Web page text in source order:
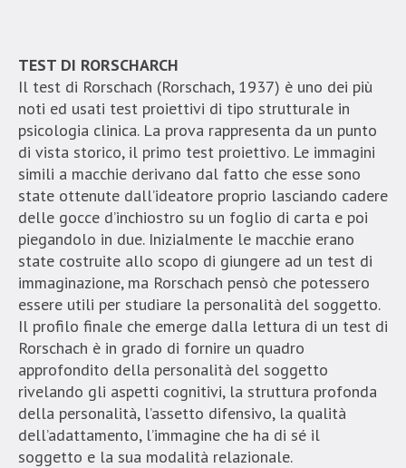
TEST DI RORSCHARCH
Il test di Rorschach (Rorschach, 1937) è uno dei più
noti ed usati test proiettivi di tipo strutturale in
psicologia clinica. La prova rappresenta da un punto
di vista storico, il primo test proiettivo. Le immagini
simili a macchie derivano dal fatto che esse sono
state ottenute dall’ideatore proprio lasciando cadere
delle gocce d’inchiostro su un foglio di carta e poi
piegandolo in due. Inizialmente le macchie erano
state costruite allo scopo di giungere ad un test di
immaginazione, ma Rorschach pensò che potessero
essere utili per studiare la personalità del soggetto.
Il profilo finale che emerge dalla lettura di un test di
Rorschach è in grado di fornire un quadro
approfondito della personalità del soggetto
rivelando gli aspetti cognitivi, la struttura profonda
della personalità, l’assetto difensivo, la qualità
dell’adattamento, l’immagine che ha di sé il
soggetto e la sua modalità relazionale.